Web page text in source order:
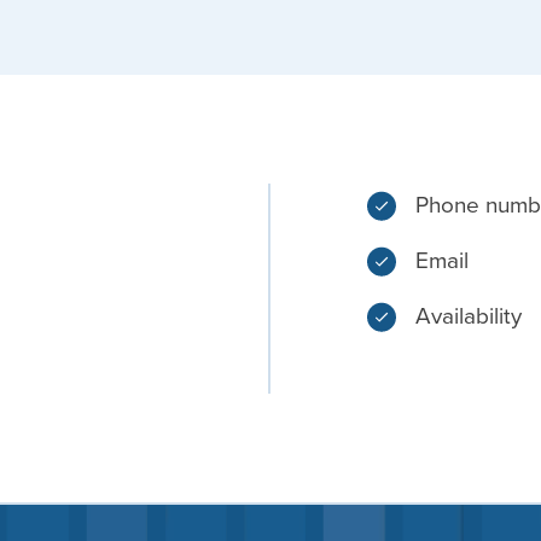
Phone
Email
Availability